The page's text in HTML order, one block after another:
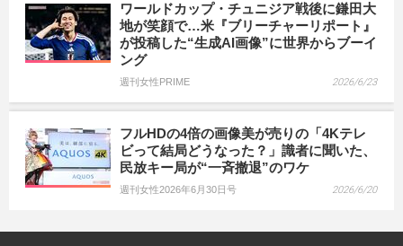
ワールドカップ・チュニジア戦後に鎌田大
地が笑顔で…米『ブリーチャーリポート』
が投稿した“生成AI画像”に世界からブーイ
ング
週刊女性PRIME 2026/6/23
フルHDの4倍の画像美が売りの「4Kテレ
ビって結局どうなった？」識者に聞いた、
民放キー局が“一斉撤退”のワケ
週刊女性2026年6月30日号 2026/6/20